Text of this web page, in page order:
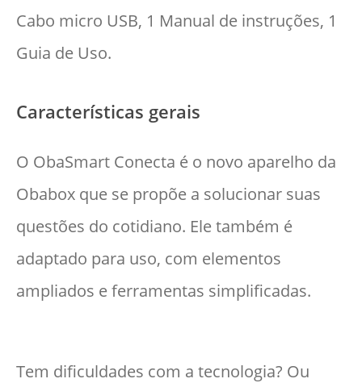
Cabo micro USB, 1 Manual de instruções, 1
Guia de Uso.
Características gerais
O ObaSmart Conecta é o novo aparelho da
Obabox que se propõe a solucionar suas
questões do cotidiano. Ele também é
adaptado para uso, com elementos
ampliados e ferramentas simplificadas.
Tem dificuldades com a tecnologia? Ou